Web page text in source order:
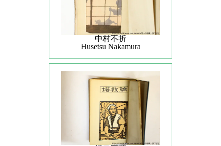
中村不折
Husetsu Nakamura